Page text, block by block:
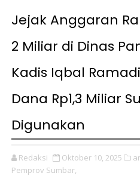
Jejak Anggaran
2 Miliar di Dinas
Kadis Iqbal
Dana Rp1,3 Miliar
Digunakan
Redaksi Oktober 10, 2025
Pemprov Sumbar,